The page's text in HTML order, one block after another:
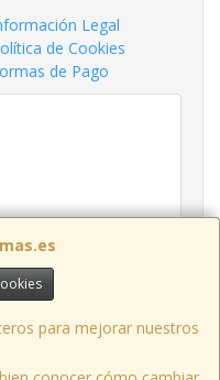
para mejorar nuestros
Legal
de Cookies
de Pago